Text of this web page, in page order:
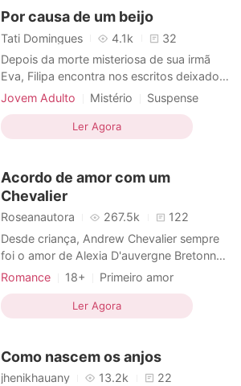
pode te levar a um fina
Por causa de um beijo
Tati Domingues 4.1k
32
Depois da morte misteriosa de sua irmã
Eva, Filipa encontra nos escritos deixados
por ela pistas que podem ajudar a
qual foi assassinada. Em uma arena de
competições, jovens se encontram para
surgem amores, amizades, tr
Jovem Adulto Mistério
Suspense
Fantasia
Traição
Heroína
Encantadora
S.M.
Ler Agora
Acordo de amor com um
Chevalier
Roseanautora 267.5k
122
Desde criança, Andrew Chevalier sempre
foi o amor de Alexia D'auvergne Bretonne.
Conforme cresceram, eles não se viram
piloto de corrida que arrebatou seu
coração e casou-se com ela lhe dando um
Mas a vida (e o parentesco qu
Romance 18+
Primeiro amor
Gravidez
Celebridades
Heroína
Encantadora
Paixão / Erótica
Ler Agora
Como nascem os anjos
jhenikhauany 13.2k
22